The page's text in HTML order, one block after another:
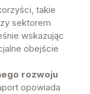
takie
sektorem
wskazując
obejście
rozwoju
opowiada